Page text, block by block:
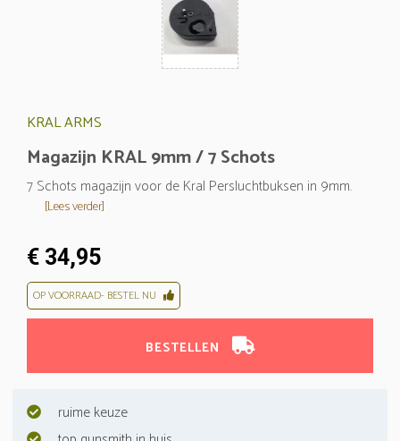
KRAL ARMS
Magazijn KRAL 9mm / 7 Schots
7 Schots magazijn voor de Kral Persluchtbuksen in 9mm.
[Lees verder]
€ 34,95
OP VOORRAAD- BESTEL NU
BESTELLEN
ruime keuze